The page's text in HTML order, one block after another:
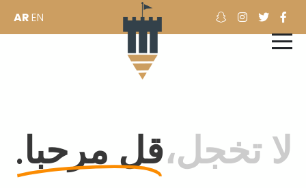
AREN
لا تخجل،قل مرحبا.